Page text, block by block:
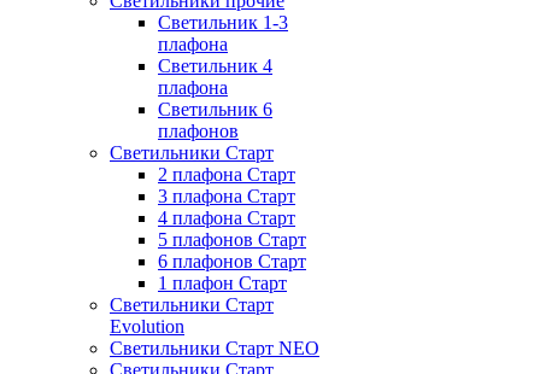
Светильник 1-3
плафона
Светильник 4
плафона
Светильник 6
плафонов
Светильники Старт
2 плафона Старт
3 плафона Старт
4 плафона Старт
5 плафонов Старт
6 плафонов Старт
1 плафон Старт
Светильники Старт
Evolution
Светильники Старт NEO
Светильники Старт